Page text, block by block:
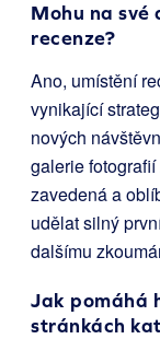
Mohu na své
recenze?
Ano, umístění
vynikající
nových
galerie
zavedená a
udělat silný
dalšímu
Jak pomáhá
stránkách